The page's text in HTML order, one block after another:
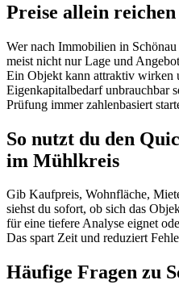
Preise allein
Wer nach Immobilien in
meist nicht nur Lage und
Ein Objekt kann attraktiv wirken
Eigenkapitalbedarf unbrauchbar
Prüfung immer zahlenbasiert
So nutzt du den
im Mühlkreis
Gib Kaufpreis, Wohnfläche,
siehst du sofort, ob sich das
für eine tiefere Analyse eignet
Das spart Zeit und reduziert
Häufige Fragen zu